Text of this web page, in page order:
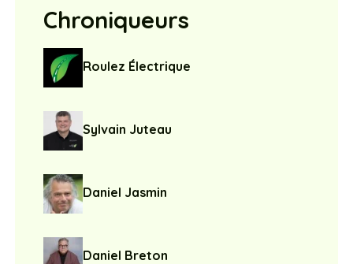
Chroniqueurs
Roulez Électrique
Sylvain Juteau
Daniel Jasmin
Daniel Breton